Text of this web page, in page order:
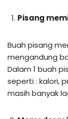
Pisang
Buah pisang
mengandung
Dalam 1 buah
seperti : kalori,
masih banyak